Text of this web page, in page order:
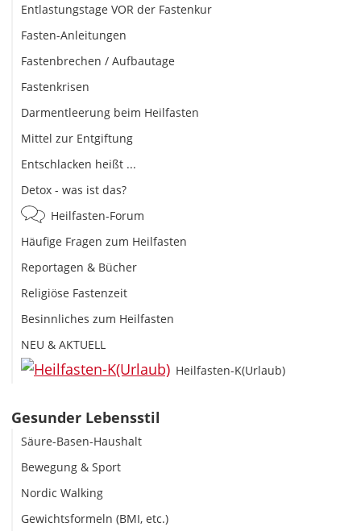
Entlastungstage VOR der Fastenkur
Fasten-Anleitungen
Fastenbrechen / Aufbautage
Fastenkrisen
Darmentleerung beim Heilfasten
Mittel zur Entgiftung
Entschlacken heißt ...
Detox - was ist das?
Heilfasten-Forum
Häufige Fragen zum Heilfasten
Reportagen & Bücher
Religiöse Fastenzeit
Besinnliches zum Heilfasten
NEU & AKTUELL
Heilfasten-K(Urlaub)
Gesunder Lebensstil
Säure-Basen-Haushalt
Bewegung & Sport
Nordic Walking
Gewichtsformeln (BMI, etc.)